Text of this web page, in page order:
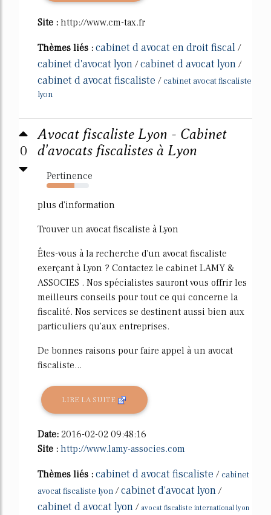
Site : http://www.cm-tax.fr
Thèmes liés : cabinet d avocat en droit fiscal /
cabinet d'avocat lyon /cabinet d avocat lyon /
cabinet d avocat fiscaliste / cabinet avocat fiscaliste
lyon
0
Avocat fiscaliste Lyon - Cabinet
d'avocats fiscalistes à Lyon
Pertinence
65%
plus d'information
Trouver un avocat fiscaliste à Lyon
Êtes-vous à la recherche d'un avocat fiscaliste
exerçant à Lyon ? Contactez le cabinet LAMY &
ASSOCIES . Nos spécialistes sauront vous offrir les
meilleurs conseils pour tout ce qui concerne la
fiscalité. Nos services se destinent aussi bien aux
particuliers qu'aux entreprises.
De bonnes raisons pour faire appel à un avocat
fiscaliste...
LIRE LA SUITE
Date: 2016-02-02 09:48:16
Site : http://www.lamy-associes.com
Thèmes liés : cabinet d avocat fiscaliste / cabinet
avocat fiscaliste lyon /cabinet d'avocat lyon /
cabinet d avocat lyon / avocat fiscaliste international lyon